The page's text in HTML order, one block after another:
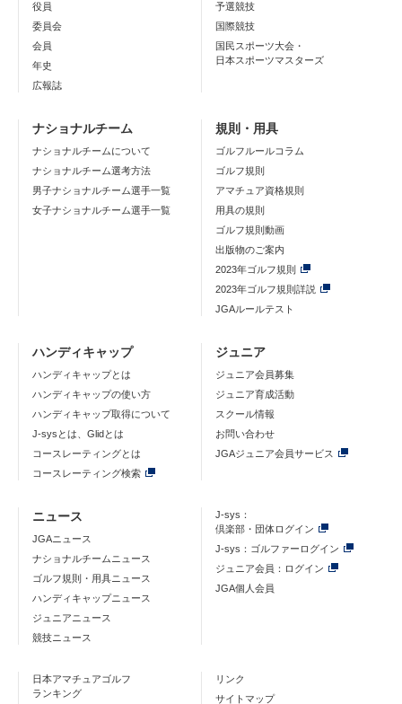
役員
委員会
会員
年史
広報誌
予選競技
国際競技
国民スポーツ大会・
日本スポーツマスターズ
ナショナルチーム
ナショナルチームについて
ナショナルチーム選考方法
男子ナショナルチーム選手一覧
女子ナショナルチーム選手一覧
規則・用具
ゴルフルールコラム
ゴルフ規則
アマチュア資格規則
用具の規則
ゴルフ規則動画
出版物のご案内
2023年ゴルフ規則
2023年ゴルフ規則詳説
JGAルールテスト
ハンディキャップ
ハンディキャップとは
ハンディキャップの使い方
ハンディキャップ取得について
J-sysとは、Glidとは
コースレーティングとは
コースレーティング検索
ジュニア
ジュニア会員募集
ジュニア育成活動
スクール情報
お問い合わせ
JGAジュニア会員サービス
ニュース
JGAニュース
ナショナルチームニュース
ゴルフ規則・用具ニュース
ハンディキャップニュース
ジュニアニュース
競技ニュース
J-sys：
倶楽部・団体ログイン
J-sys：ゴルファーログイン
ジュニア会員：ログイン
JGA個人会員
日本アマチュアゴルフ
ランキング
リンク
サイトマップ